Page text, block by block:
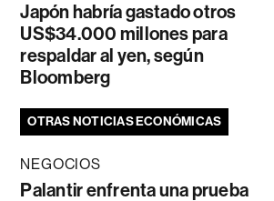
Japón habría gastado otros
US$34.000 millones para
respaldar al yen, según
Bloomberg
OTRAS NOTICIAS ECONÓMICAS
NEGOCIOS
Palantir enfrenta una prueba